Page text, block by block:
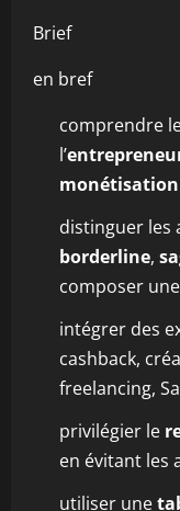
Brief
en bref
comprendre
l’
distinguer les
borderline,
composer
intégrer des
cashback,
freelancing,
privilégier le
en évitant les
utiliser une